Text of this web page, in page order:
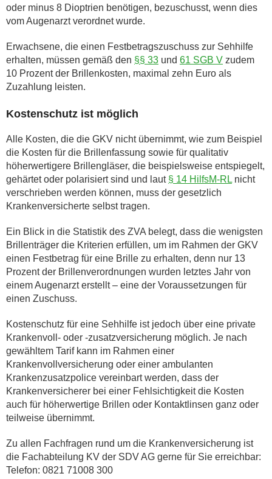
oder minus 8 Dioptrien benötigen, bezuschusst, wenn dies
vom Augenarzt verordnet wurde.
Erwachsene, die einen Festbetragszuschuss zur Sehhilfe
erhalten, müssen gemäß den §§ 33 und 61 SGB V zudem
10 Prozent der Brillenkosten, maximal zehn Euro als
Zuzahlung leisten.
Kostenschutz ist möglich
Alle Kosten, die die GKV nicht übernimmt, wie zum Beispiel
die Kosten für die Brillenfassung sowie für qualitativ
höherwertigere Brillengläser, die beispielsweise entspiegelt,
gehärtet oder polarisiert sind und laut § 14 HilfsM-RL nicht
verschrieben werden können, muss der gesetzlich
Krankenversicherte selbst tragen.
Ein Blick in die Statistik des ZVA belegt, dass die wenigsten
Brillenträger die Kriterien erfüllen, um im Rahmen der GKV
einen Festbetrag für eine Brille zu erhalten, denn nur 13
Prozent der Brillenverordnungen wurden letztes Jahr von
einem Augenarzt erstellt – eine der Voraussetzungen für
einen Zuschuss.
Kostenschutz für eine Sehhilfe ist jedoch über eine private
Krankenvoll- oder -zusatzversicherung möglich. Je nach
gewähltem Tarif kann im Rahmen einer
Krankenvollversicherung oder einer ambulanten
Krankenzusatzpolice vereinbart werden, dass der
Krankenversicherer bei einer Fehlsichtigkeit die Kosten
auch für höherwertige Brillen oder Kontaktlinsen ganz oder
teilweise übernimmt.
Zu allen Fachfragen rund um die Krankenversicherung ist
die Fachabteilung KV der SDV AG gerne für Sie erreichbar:
Telefon: 0821 71008 300